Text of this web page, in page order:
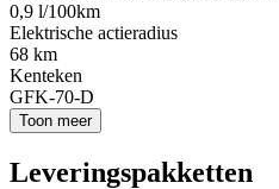
0,9 l/100km
Elektrische actieradius
68 km
Kenteken
GFK-70-D
Toon meer
Leveringspakketten